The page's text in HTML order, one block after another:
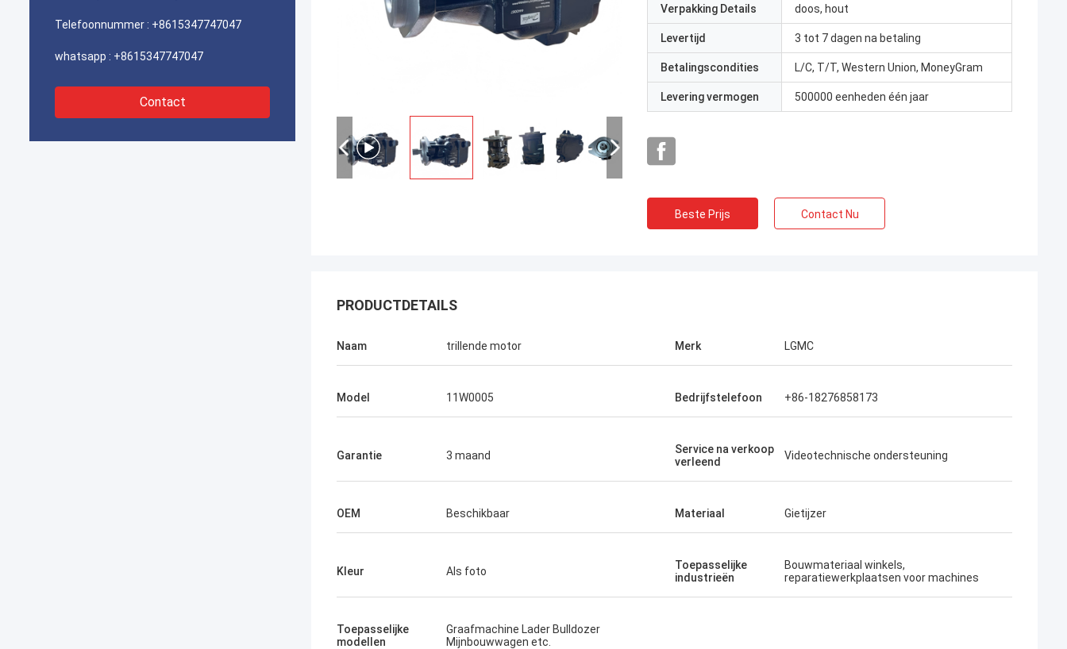
Telefoonnummer : +8615347747047
whatsapp : +8615347747047
Contact
Verpakking Details doos, hout
Levertijd 3 tot 7 dagen na betaling
Betalingscondities L/C, T/T, Western Union, MoneyGram
Levering vermogen 500000 eenheden één jaar
Beste Prijs Contact Nu
PRODUCTDETAILS
Naam trillende motor Merk LGMC
Model 11W0005 Bedrijfstelefoon +86-18276858173
Garantie 3 maand
Service na verkoop
verleend
Videotechnische ondersteuning
OEM Beschikbaar Materiaal Gietijzer
Kleur Als foto
Toepasselijke
industrieën
Bouwmateriaal winkels,
reparatiewerkplaatsen voor machines
Toepasselijke
modellen
Graafmachine Lader Bulldozer
Mijnbouwwagen etc.